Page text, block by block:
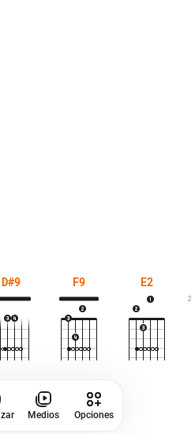
D#9 F9 E2
2
Medios Opciones